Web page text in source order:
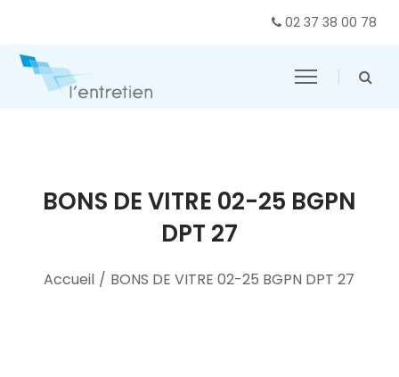
02 37 38 00 78
BONS DE VITRE 02-25 BGPN
DPT 27
Accueil / BONS DE VITRE 02-25 BGPN DPT 27